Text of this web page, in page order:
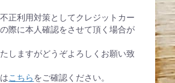
正利用対策としてクレジットカー
際に本人確認をさせて頂く場合が
しますがどうぞよろしくお願い致
こちらをご確認ください。